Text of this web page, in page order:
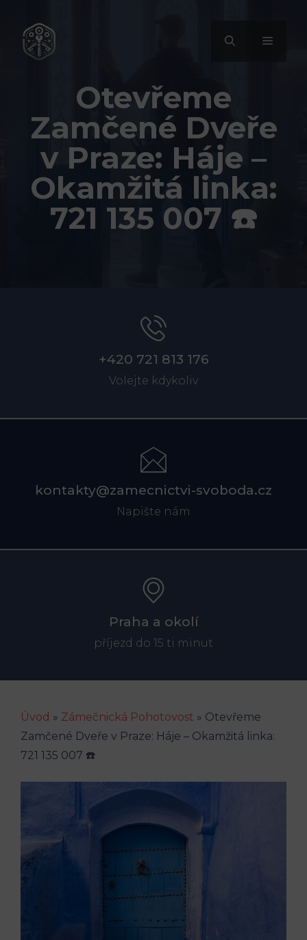
obsah
MENU
Otevřeme
Zamčené Dveře
v Praze: Háje –
Okamžitá linka:
721 135 007 ☎️
+420 721 813 176
Volejte kdykoliv
kontakty@zamecnictvi-svoboda.cz
Napište nám
Praha a okolí
příjezd do 15 ti minut
Úvod » Zámečnická Pohotovost » Otevřeme
Zamčené Dveře v Praze: Háje – Okamžitá linka:
721 135 007 ☎️